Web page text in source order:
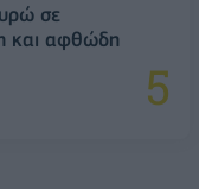
σε
και αφθώδη